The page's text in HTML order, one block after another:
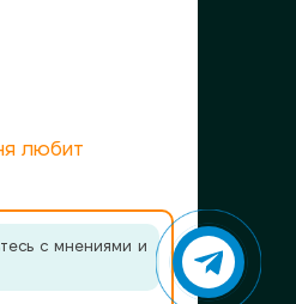
любит
с мнениями и